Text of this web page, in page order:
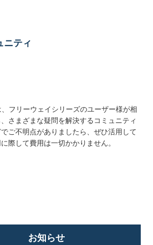
ニティ
フリーウェイシリーズのユーザー様が相
さまざまな疑問を解決するコミュニティ
ご不明点がありましたら、ぜひ活用して
際して費用は一切かかりません。
お知らせ